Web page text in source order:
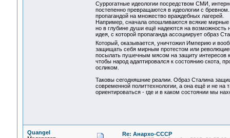
Суррогатные идеологии посредством СМИ,
постепенно превращаются в идеологии с
пропагандой на множество враждебных лагерей.
Например, сначала опошливаются всякие
но в глубине души ещё надеются на возможность
идея, с которой пропаганда ассоциирует образ
Который, оказывается, уничтожил Империю и
защищать себя мирным протестом или
посылать пушечным мясом на защиту интересов
чтобы народ адаптировался к состоянию скота,
осликом.
Таковы сегодняшние реалии. Образ Сталина
современной политтехнологии, а она ещё и не
ориентироваться - где и в каком состоянии мы
Quangel
Re: Анархо-СССР